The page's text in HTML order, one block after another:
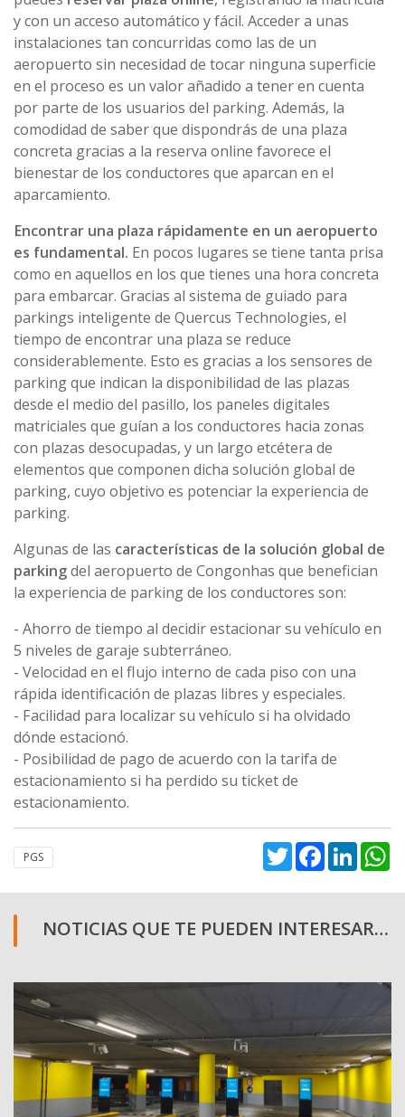
y con un acceso automático y fácil. Acceder a unas
instalaciones tan concurridas como las de un
aeropuerto sin necesidad de tocar ninguna superficie
en el proceso es un valor añadido a tener en cuenta
por parte de los usuarios del parking. Además, la
comodidad de saber que dispondrás de una plaza
concreta gracias a la reserva online favorece el
bienestar de los conductores que aparcan en el
aparcamiento.
Encontrar una plaza rápidamente en un aeropuerto
es fundamental. En pocos lugares se tiene tanta prisa
como en aquellos en los que tienes una hora concreta
para embarcar. Gracias al sistema de guiado para
parkings inteligente de Quercus Technologies, el
tiempo de encontrar una plaza se reduce
considerablemente. Esto es gracias a los sensores de
parking que indican la disponibilidad de las plazas
desde el medio del pasillo, los paneles digitales
matriciales que guían a los conductores hacia zonas
con plazas desocupadas, y un largo etcétera de
elementos que componen dicha solución global de
parking, cuyo objetivo es potenciar la experiencia de
parking.
Algunas de las características de la solución global de
parkingdel aeropuerto de Congonhas que benefician
la experiencia de parking de los conductores son:
- Ahorro de tiempo al decidir estacionar su vehículo en
5 niveles de garaje subterráneo.
- Velocidad en el flujo interno de cada piso con una
rápida identificación de plazas libres y especiales.
- Facilidad para localizar su vehículo si ha olvidado
dónde estacionó.
- Posibilidad de pago de acuerdo con la tarifa de
estacionamiento si ha perdido su ticket de
estacionamiento.
PGS TwitterFacebook
NOTICIAS QUE TE PUEDEN INTERESAR…